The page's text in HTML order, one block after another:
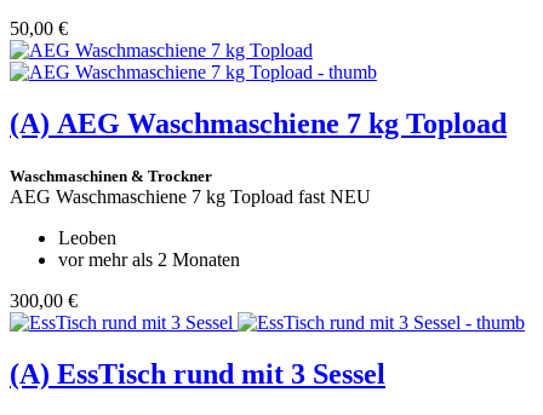
50,00 €
(A) AEG Waschmaschiene 7 kg Topload
Waschmaschinen & Trockner
AEG Waschmaschiene 7 kg Topload fast NEU
Leoben
vor mehr als 2 Monaten
300,00 €
(A) EssTisch rund mit 3 Sessel